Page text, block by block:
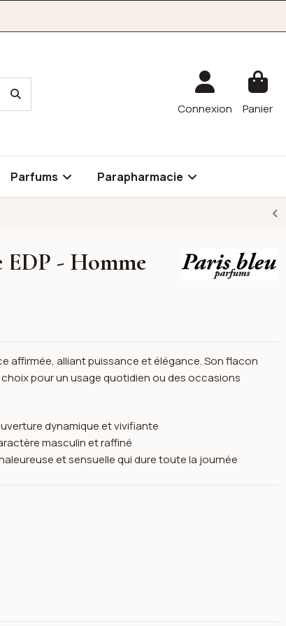
Connexion Panier
Parfums Parapharmacie
Paris Bleu
EDP - Homme
affirmée, alliant puissance et élégance. Son flacon
pour un usage quotidien ou des occasions
dynamique et vivifiante
masculin et raffiné
et sensuelle qui dure toute la journée